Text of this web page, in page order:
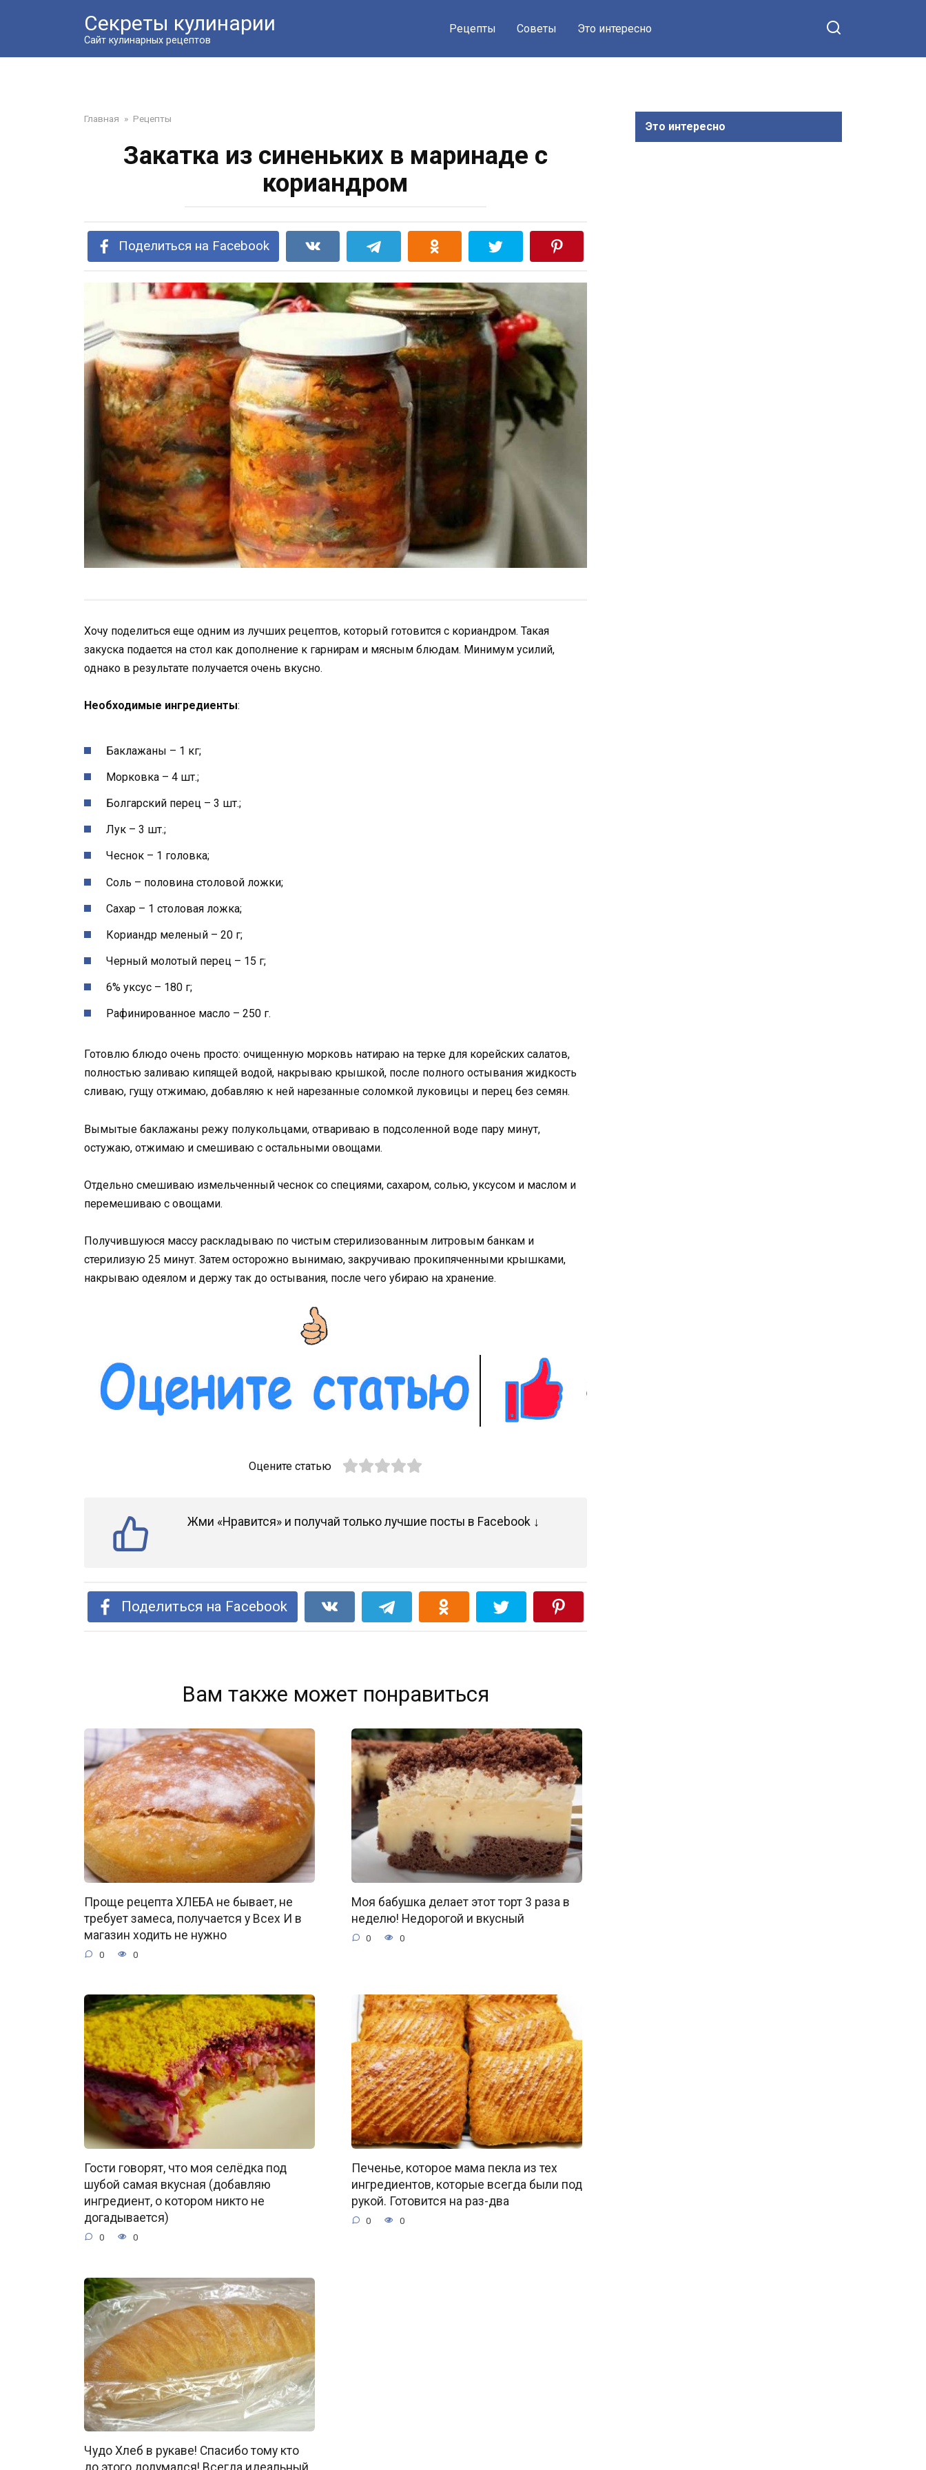
Секреты кулинарии
Сайт кулинарных рецептов
Рецепты Советы Это интересно
Главная » Рецепты
Закатка из синеньких в маринаде с
кориандром
Поделиться на Facebook
Хочу поделиться еще одним из лучших рецептов, который готовится с кориандром. Такая
закуска подается на стол как дополнение к гарнирам и мясным блюдам. Минимум усилий,
однако в результате получается очень вкусно.
Необходимые ингредиенты:
Баклажаны – 1 кг;
Морковка – 4 шт.;
Болгарский перец – 3 шт.;
Лук – 3 шт.;
Чеснок – 1 головка;
Соль – половина столовой ложки;
Сахар – 1 столовая ложка;
Кориандр меленый – 20 г;
Черный молотый перец – 15 г;
6% уксус – 180 г;
Рафинированное масло – 250 г.
Готовлю блюдо очень просто: очищенную морковь натираю на терке для корейских салатов,
полностью заливаю кипящей водой, накрываю крышкой, после полного остывания жидкость
сливаю, гущу отжимаю, добавляю к ней нарезанные соломкой луковицы и перец без семян.
Вымытые баклажаны режу полукольцами, отвариваю в подсоленной воде пару минут,
остужаю, отжимаю и смешиваю с остальными овощами.
Отдельно смешиваю измельченный чеснок со специями, сахаром, солью, уксусом и маслом и
перемешиваю с овощами.
Получившуюся массу раскладываю по чистым стерилизованным литровым банкам и
стерилизую 25 минут. Затем осторожно вынимаю, закручиваю прокипяченными крышками,
накрываю одеялом и держу так до остывания, после чего убираю на хранение.
Оцените статью
Жми «Нравится» и получай только лучшие посты в Facebook ↓
Поделиться на Facebook
Вам также может понравиться
Проще рецепта ХЛЕБА не бывает, не
требует замеса, получается у Всех И в
магазин ходить не нужно
0 0
Моя бабушка делает этот торт 3 раза в
неделю! Недорогой и вкусный
0 0
Гости говорят, что моя селёдка под
шубой самая вкусная (добавляю
ингредиент, о котором никто не
догадывается)
0 0
Печенье, которое мама пекла из тех
ингредиентов, которые всегда были под
рукой. Готовится на раз-два
0 0
Чудо Хлеб в рукаве! Спасибо тому кто
до этого додумался! Всегда идеальный
Это интересно